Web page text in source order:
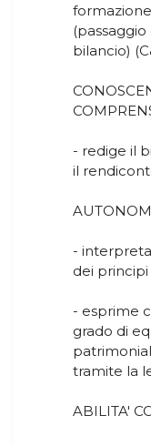
bilancio)
- redige il
il
-
dei principi
- esprime
grado di
tramite la
ABILITA'